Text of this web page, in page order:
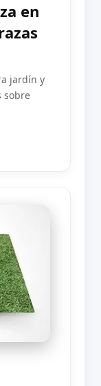
en
jardín y
sobre